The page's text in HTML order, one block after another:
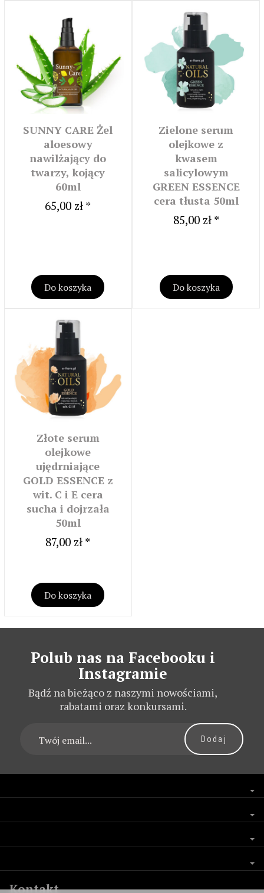
SUNNY CARE Żel
aloesowy
nawilżający do
twarzy, kojący
60ml
65,00 zł *
Do koszyka
Zielone serum
olejkowe z
kwasem
salicylowym
GREEN ESSENCE
cera tłusta 50ml
85,00 zł *
Do koszyka
Złote serum
olejkowe
ujędrniające
GOLD ESSENCE z
wit. C i E cera
sucha i dojrzała
50ml
87,00 zł *
Do koszyka
Polub nas na Facebooku i
Instagramie
Bądź na bieżąco z naszymi nowościami,
rabatami oraz konkursami.
Kontakt